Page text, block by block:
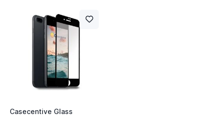
Casecentive Glass